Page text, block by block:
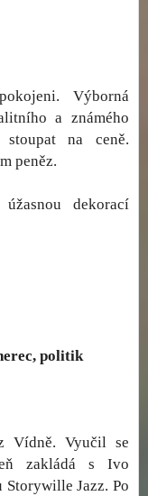
Výborná
a známého
na ceně.
peněz.
dekorací
politik
Vídně. Vyučil se
zakládá s Ivo
Storywille Jazz. Po